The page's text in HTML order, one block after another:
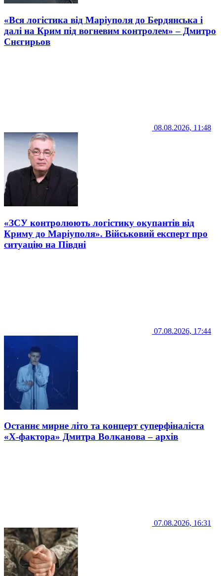
«Вся логістика від Маріуполя до Бердянська і
далі на Крим під вогневим контролем» – Дмитро
Снєгирьов
08.08.2026, 11:48
«ЗСУ контролюють логістику окупантів від
Криму до Маріуполя». Військовий експерт про
ситуацію на Півдні
07.08.2026, 17:44
Останнє мирне літо та концерт суперфіналіста
«Х-фактора» Дмитра Волканова – архів
07.08.2026, 16:31